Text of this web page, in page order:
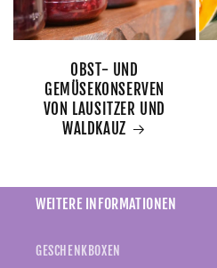
OBST- UND
GEMÜSEKONSERVEN
VON LAUSITZER UND
WALDKAUZ
WEITERE INFORMATIONEN
GESCHENKBOXEN